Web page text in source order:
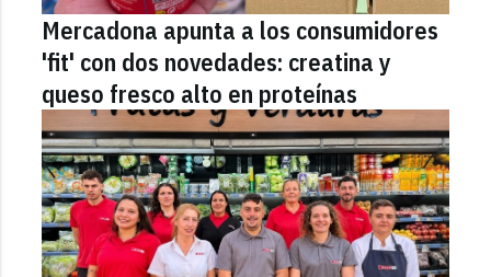
Mercadona apunta a los consumidores
'fit' con dos novedades: creatina y
queso fresco alto en proteínas